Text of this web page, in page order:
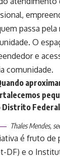
passa
O
e
comunidade.
Distrito
Thales Mendes,
é fruto de
DF) e o